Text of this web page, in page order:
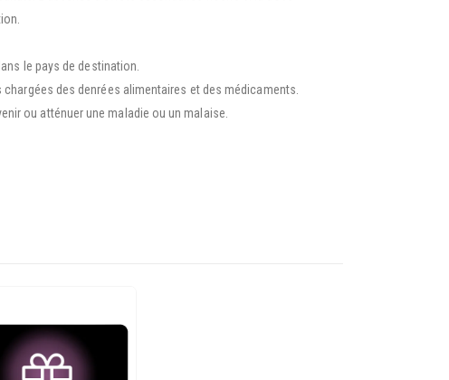
le pays de destination.
des denrées alimentaires et des médicaments.
ou atténuer une maladie ou un malaise.